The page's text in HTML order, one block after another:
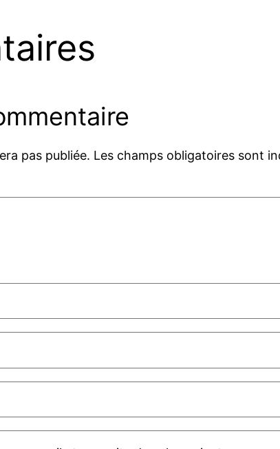
pas publiée. Les champs obligatoires sont